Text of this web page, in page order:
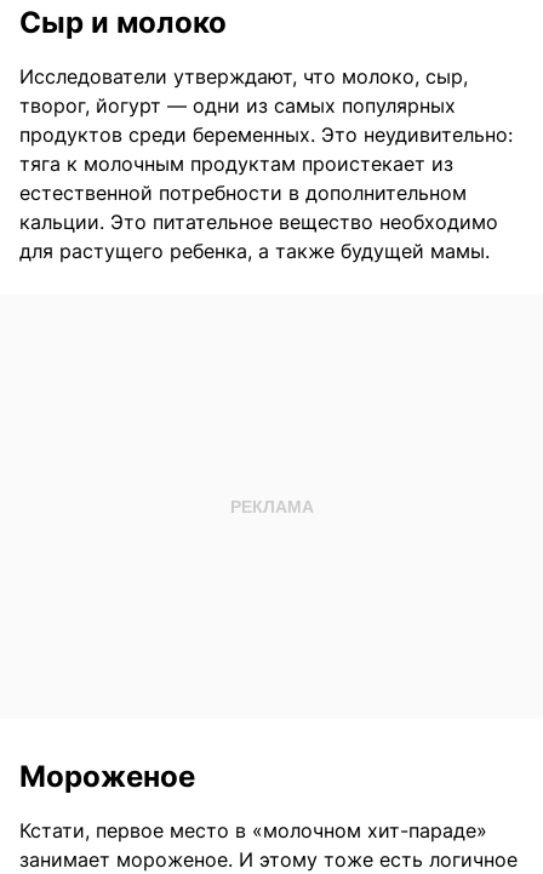
Сыр и молоко
Исследователи утверждают, что молоко, сыр,
творог, йогурт — одни из самых популярных
продуктов среди беременных. Это неудивительно:
тяга к молочным продуктам проистекает из
естественной потребности в дополнительном
кальции. Это питательное вещество необходимо
для растущего ребенка, а также будущей мамы.
Мороженое
Кстати, первое место в «молочном хит-параде»
занимает мороженое. И этому тоже есть логичное